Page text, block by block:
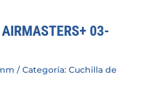
03-
Categoría:Cuchilla de